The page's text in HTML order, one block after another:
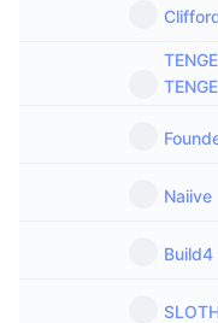
TENGE
TENGE
Naiive
Build4